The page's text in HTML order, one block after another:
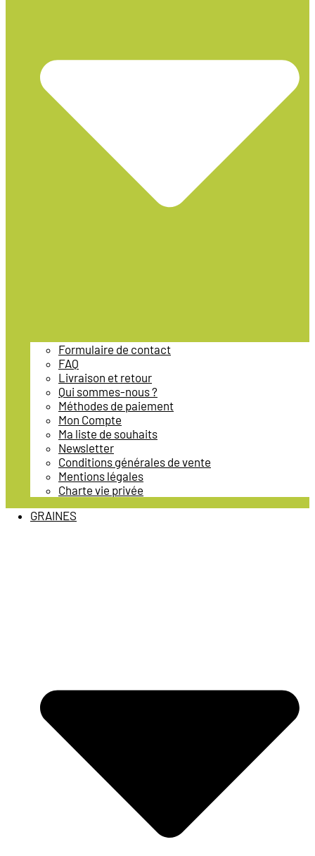
Formulaire de contact
FAQ
Livraison et retour
Qui sommes-nous ?
Méthodes de paiement
Mon Compte
Ma liste de souhaits
Newsletter
Conditions générales de vente
Mentions légales
Charte vie privée
GRAINES